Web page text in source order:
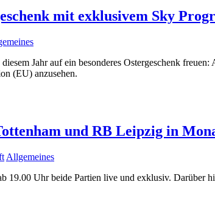
mit exklusivem Sky
Jahr auf ein besonderes Ostergeschenk
(EU) anzusehen.
und RB Leipzig in
Allgemeines
19.00 Uhr beide Partien live und exklusiv. Darüber